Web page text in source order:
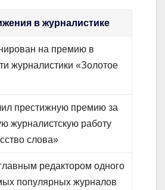
в журналистике
на премию в
журналистики «Золотое
престижную премию за
журналистскую работу
слова»
редактором одного
популярных журналов